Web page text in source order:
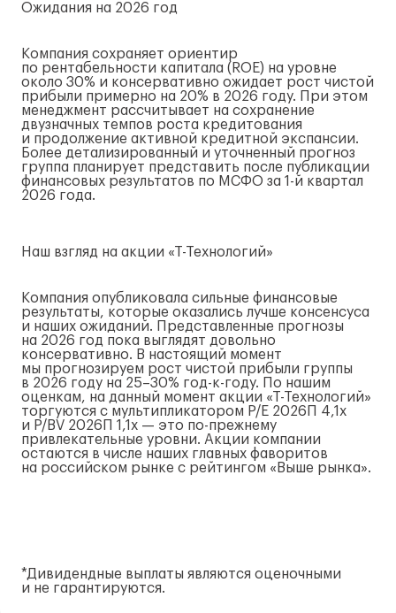
Ожидания на 2026 год
Компания сохраняет ориентир
по рентабельности капитала (ROE) на уровне
около 30% и консервативно ожидает рост чистой
прибыли примерно на 20% в 2026 году. При этом
менеджмент рассчитывает на сохранение
двузначных темпов роста кредитования
и продолжение активной кредитной экспансии.
Более детализированный и уточненный прогноз
группа планирует представить после публикации
финансовых результатов по МСФО за 1-й квартал
2026 года.
Наш взгляд на акции «Т-Технологий»
Компания опубликовала сильные финансовые
результаты, которые оказались лучше консенсуса
и наших ожиданий. Представленные прогнозы
на 2026 год пока выглядят довольно
консервативно. В настоящий момент
мы прогнозируем рост чистой прибыли группы
в 2026 году на 25–30% год-к-году. По нашим
оценкам, на данный момент акции «Т-Технологий»
торгуются с мультипликатором P/E 2026П 4,1x
и P/BV 2026П 1,1x — это по-прежнему
привлекательные уровни. Акции компании
остаются в числе наших главных фаворитов
на российском рынке с рейтингом «Выше рынка».
*Дивидендные выплаты являются оценочными
и не гарантируются.